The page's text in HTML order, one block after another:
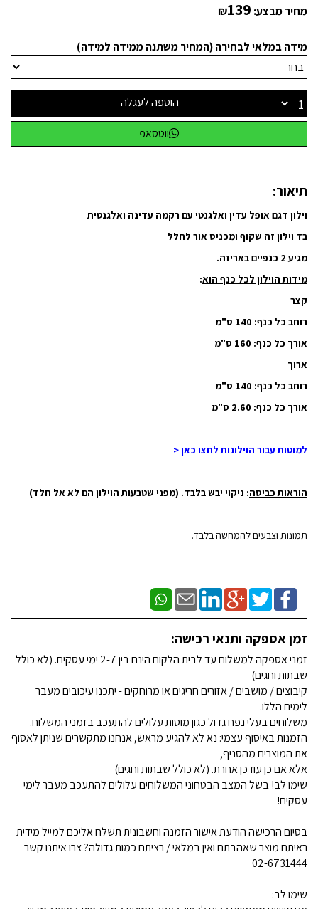
מחיר מבצע: ₪139
מידה במלאי לבחירה (המחיר משתנה ממידה למידה)
הוספה לעגלה
ווטסאפ
תיאור:
וילון דגם אופל עדין ואלגנטי עם רקמה עדינה ואלגנטית
בד וילון זה שקוף ומכניס אור לחלל
מגיע 2 כנפיים באריזה.
מידות הוילון לכל כנף הוא:
קצר
רוחב כל כנף: 140 ס"מ
אורך כל כנף: 160 ס"מ
ארוך
רוחב כל כנף: 140 ס"מ
אורך כל כנף: 2.60 ס"מ
למוטות עבור הוילונות לחצו כאן <
הוראות כביסה: ניקוי יבש בלבד. (מפני שטבעות הוילון הם לא אל חלד)
תמונות וצבעים להמחשה בלבד.
זמן אספקה ותנאי רכישה:
זמני אספקה למשלוח עד לבית הלקוח הינם בין 2-7 ימי עסקים. (לא כולל
שבתות וחגים)
קיבוצים / מושבים / אזורים חריגים או מרוחקים - יתכנו עיכובים מעבר
לימים הללו.
משלוחים בעלי נפח גדול כגון מוטות עלולים להתעכב בזמני המשלוח.
הזמנות באיסוף עצמי: נא לא להגיע מראש, אנחנו מתקשרים שניתן לאסוף
את המוצרים מהסניף,
אלא אם כן עודכן אחרת. (לא כולל שבתות וחגים)
שימו לב! בשל המצב הבטחוני המשלוחים עלולים להתעכב מעבר לימי
עסקים!
בסיום הרכישה הודעת אישור הזמנה וחשבונית תשלח אליכם למייל מידית
ראיתם מוצר שאהבתם ואין במלאי / רציתם כמות גדולה? צרו איתנו קשר
02-6731444
שימו לב: